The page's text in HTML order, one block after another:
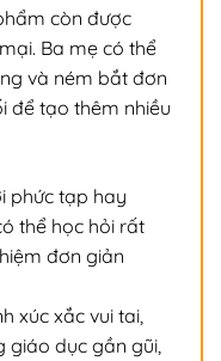
còn được
Ba mẹ có thể
và ném bắt đơn
để tạo thêm nhiều
phức tạp hay
thể học hỏi rất
đơn giản
xúc xắc vui tai,
giáo dục gần gũi,